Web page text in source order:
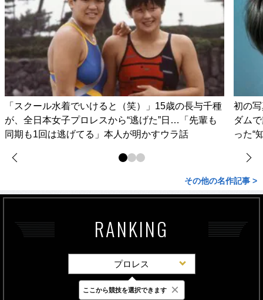
「スクール水着でいけると（笑）」15歳の長与千種
が、全日本女子プロレスから“逃げた”日…「先輩も
同期も1回は逃げてる」本人が明かすウラ話
初の
ダム
った“
その他の名作記事 >
RANKING
プロレス
最新 24時間 週間
ここから競技を選択できます ×